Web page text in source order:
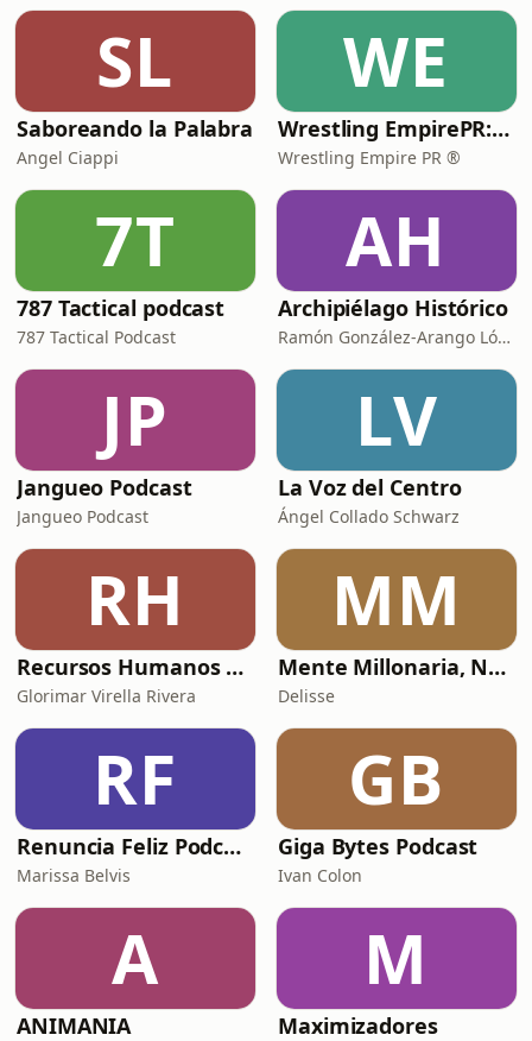
SL
Saboreando la Palabra
Angel Ciappi
WE
Wrestling EmpirePR: A GOLPE LIMPIO PODCAST®️
Wrestling Empire PR ®️
7T
787 Tactical podcast
787 Tactical Podcast
AH
Archipiélago Histórico
Ramón González-Arango López
JP
Jangueo Podcast
Jangueo Podcast
LV
La Voz del Centro
Ángel Collado Schwarz
RH
Recursos Humanos al Día
Glorimar Virella Rivera
MM
Mente Millonaria, Negocio de Millones
Delisse
RF
Renuncia Feliz Podcast
Marissa Belvis
GB
Giga Bytes Podcast
Ivan Colon
A
ANIMANIA
M
Maximizadores